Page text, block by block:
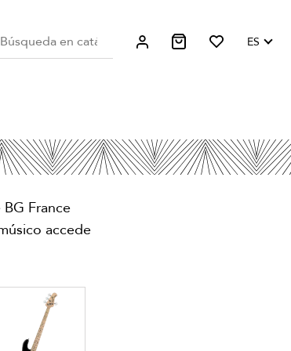
ES
France
accede